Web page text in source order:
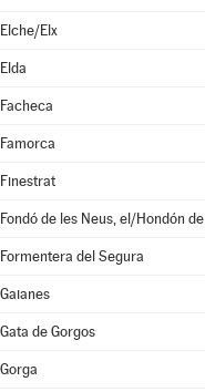
Elche/Elx
Elda
Facheca
Famorca
Finestrat
Fondó de les Neus, el/Hondón
Formentera del Segura
Gaianes
Gata de Gorgos
Gorga